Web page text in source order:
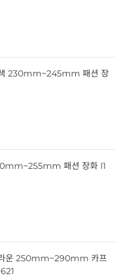
색 230mm~245mm 패션 장
패션 장화 I1
라운 250mm~290mm 카프